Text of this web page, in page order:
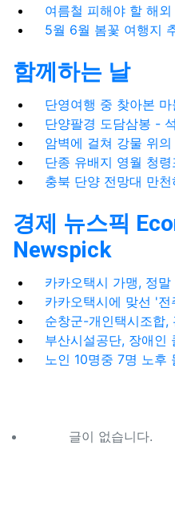
여름철 피해야 할 해외
함께하는 날
단영여행 중 찾아본
경제 뉴스픽
Newspick
노인 10명중 7명 노후
글이 없습니다.